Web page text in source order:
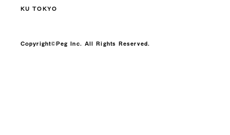
KU TOKYO
Copyright©️Peg Inc. All Rights Reserved.